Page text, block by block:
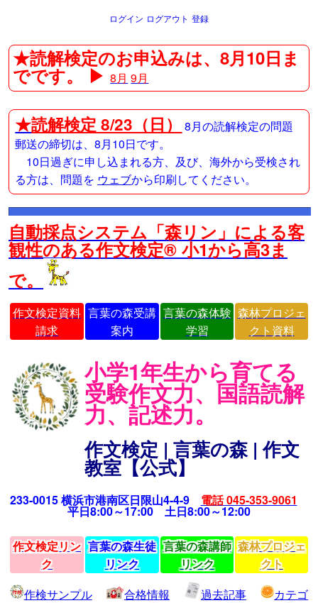
ログイン ログアウト 登録
★読解検定のお申込みは、8月10日ま
でです。 ▶8月 9月
★読解検定 8/23（日）
8月の読解検定の問題
郵送の締切は、8月10日です。
10日過ぎに申し込まれる方、及び、海外から受検され
る方は、問題を ウェブから印刷してください。
自動採点システム「森リン」による客
観性のある作文検定® 小1から高3ま
で。
作文検定資料
請求
言葉の森受講
案内
言葉の森体験
学習
森林プロジェ
クト資料
小学1年生から育てる
受験作文力、国語読解
力、記述力。
作文検定 | 言葉の森 | 作文
教室【公式】
233-0015 横浜市港南区日限山4-4-9 電話 045-353-9061
平日8:00～17:00 土日8:00～12:00
作文検定リン
ク
言葉の森生徒
リンク
言葉の森講師
リンク
森林プロジェ
クト
作検サンプル
合格情報 過去記事
カテゴ